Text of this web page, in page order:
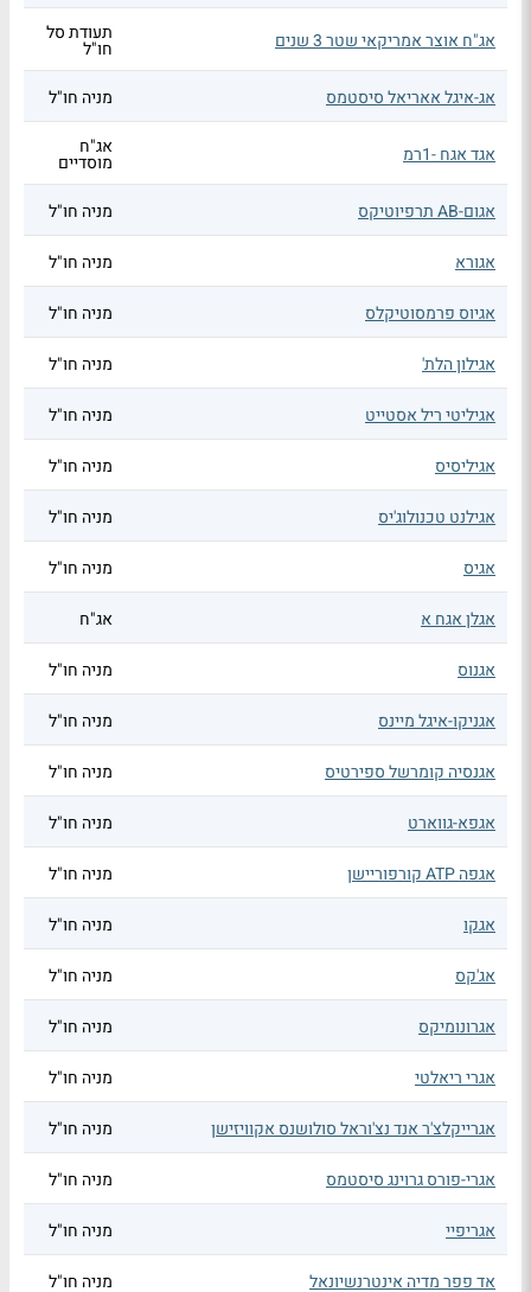
אג"ח אוצר אמריקאי שטר 3 שנים תעודת סל
חו"ל
אג-איגל אאריאל סיסטמס
מניה חו"ל
אגד אגח -1רמ אג"ח
מוסדיים
אגום-AB תרפיוטיקס
מניה חו"ל
אגורא מניה חו"ל
אגיוס פרמסוטיקלס מניה חו"ל
אגילון הלת' מניה חו"ל
אגיליטי ריל אסטייט מניה חו"ל
אגיליסיס מניה חו"ל
אגילנט טכנולוג'יס מניה חו"ל
אגיס מניה חו"ל
אגלן אגח א אג"ח
אגנוס מניה חו"ל
אגניקו-איגל מיינס מניה חו"ל
אגנסיה קומרשל ספירטיס מניה חו"ל
אגפא-גווארט מניה חו"ל
אגפה ATP קורפוריישן מניה חו"ל
אגקו מניה חו"ל
אג'קס מניה חו"ל
אגרונומיקס מניה חו"ל
אגרי ריאלטי מניה חו"ל
אגרייקלצ'ר אנד נצ'וראל סולושנס אקוויזישן מניה חו"ל
אגרי-פורס גרוינג סיסטמס מניה חו"ל
אגריפיי מניה חו"ל
אד פפר מדיה אינטרנשיונאל מניה חו"ל